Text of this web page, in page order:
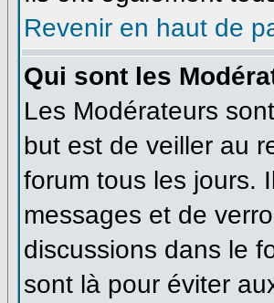
Revenir en haut de
Qui sont les
Les Modérateurs
but est de veiller au
forum tous les jours.
messages et de
discussions dans le
sont là pour éviter